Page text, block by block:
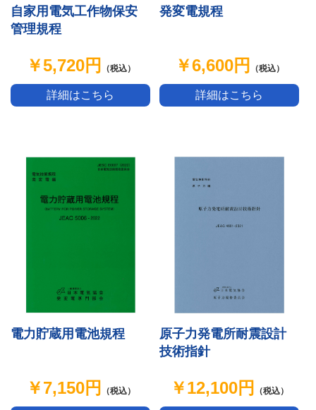
自家用電気工作物保安
管理規程
￥5,720円 （税込）
詳細はこちら
発変電規程
￥6,600円 （税込）
詳細はこちら
電力貯蔵用電池規程
￥7,150円 （税込）
原子力発電所耐震設計
技術指針
￥12,100円 （税込）